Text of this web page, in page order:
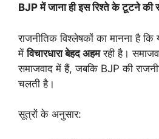
BJPमेंजानाहीइसरिश्तेकेटूटनेकी
राजनीतिक विश्लेषकों का मानना है कि
मेंविचारधाराबेहदअहमरही है।
समाजवाद में हैं, जबकि BJP की
चलती है।
सूत्रों के अनुसार: